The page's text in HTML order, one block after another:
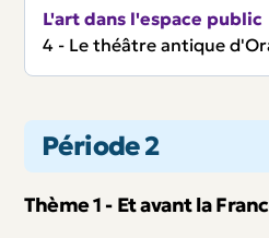
L'art dans l'espace public
4 - Le théâtre antique
Période 2
Thème 1 - Et avant la